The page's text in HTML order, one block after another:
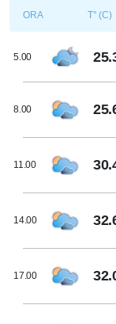
ORA T° (C)
5.00
8.00
11.00
14.00
17.00